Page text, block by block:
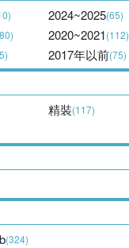
2024~2025(65)
2020~2021(112)
2017年以前(75)
精裝(117)
(324)